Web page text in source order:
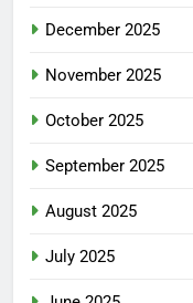
December 2025
November 2025
October 2025
September 2025
August 2025
July 2025